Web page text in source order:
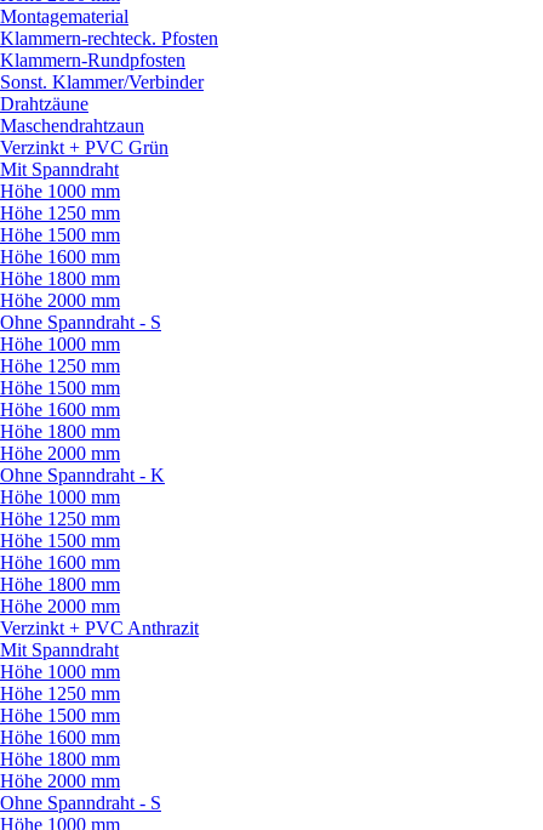
Montagematerial
Klammern-rechteck. Pfosten
Klammern-Rundpfosten
Sonst. Klammer/Verbinder
Drahtzäune
Maschendrahtzaun
Verzinkt + PVC Grün
Mit Spanndraht
Höhe 1000 mm
Höhe 1250 mm
Höhe 1500 mm
Höhe 1600 mm
Höhe 1800 mm
Höhe 2000 mm
Ohne Spanndraht - S
Höhe 1000 mm
Höhe 1250 mm
Höhe 1500 mm
Höhe 1600 mm
Höhe 1800 mm
Höhe 2000 mm
Ohne Spanndraht - K
Höhe 1000 mm
Höhe 1250 mm
Höhe 1500 mm
Höhe 1600 mm
Höhe 1800 mm
Höhe 2000 mm
Verzinkt + PVC Anthrazit
Mit Spanndraht
Höhe 1000 mm
Höhe 1250 mm
Höhe 1500 mm
Höhe 1600 mm
Höhe 1800 mm
Höhe 2000 mm
Ohne Spanndraht - S
Höhe 1000 mm